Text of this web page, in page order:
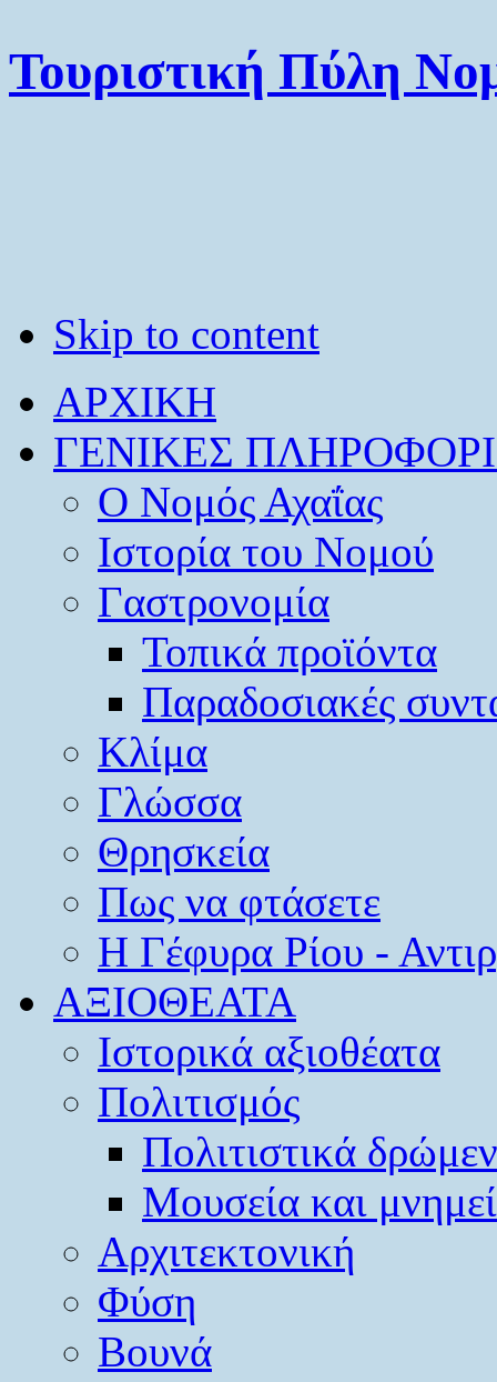
Τουριστική Πύλη
Skip to content
ΑΡΧΙΚΗ
ΓΕΝΙΚΕΣ
O Νομός Αχαΐας
Ιστορία του Νομού
Γαστρονομία
Τοπικά προϊόντα
Παραδοσιακές
Κλίμα
Γλώσσα
Θρησκεία
Πως να φτάσετε
Η Γέφυρα Ρίου -
ΑΞΙΟΘΕΑΤΑ
Ιστορικά αξιοθέατα
Πολιτισμός
Πολιτιστικά
Μουσεία και
Αρχιτεκτονική
Φύση
Βουνά